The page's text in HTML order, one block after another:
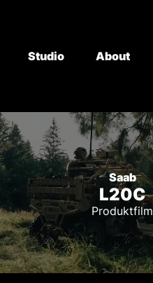
Studio About
Saab
L20C
Produktfilm